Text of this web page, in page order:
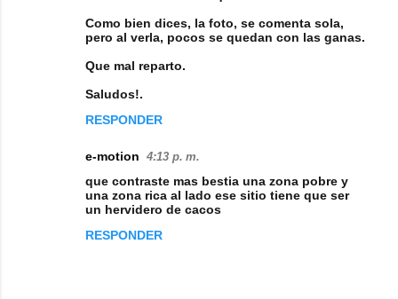
Como bien dices, la foto, se comenta sola,
pero al verla, pocos se quedan con las ganas.
Que mal reparto.
Saludos!.
RESPONDER
e-motion 4:13 p. m.
que contraste mas bestia una zona pobre y
una zona rica al lado ese sitio tiene que ser
un hervidero de cacos
RESPONDER